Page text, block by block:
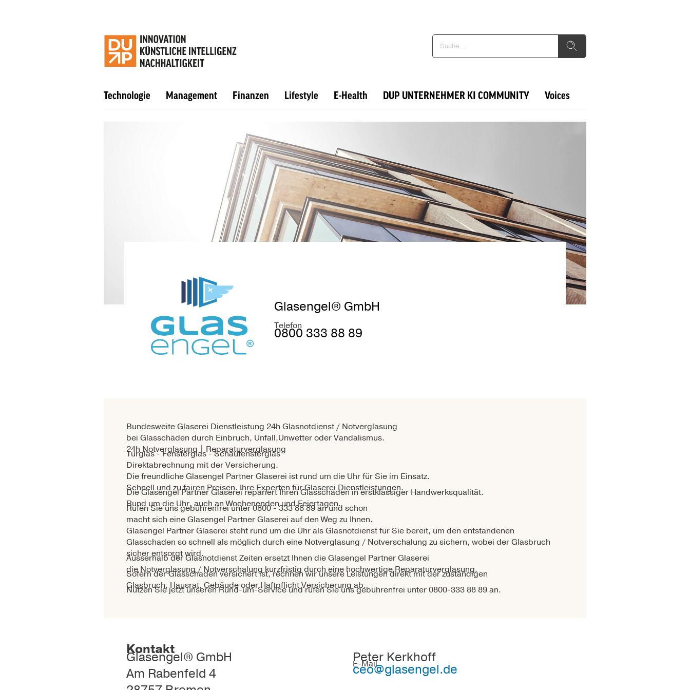
Technologie Management Finanzen Lifestyle E-Health DUP UNTERNEHMER KI COMMUNITY Voices
Glasengel® GmbH
Telefon
0800 333 88 89
Bundesweite Glaserei Dienstleistung 24h Glasnotdienst / Notverglasung
bei Glasschäden durch Einbruch, Unfall,Unwetter oder Vandalismus.
24h Notverglasung | Reparaturverglasung
Türglas - Fensterglas - Schaufensterglas
Direktabrechnung mit der Versicherung.
Die freundliche Glasengel Partner Glaserei ist rund um die Uhr für Sie im Einsatz.
Schnell und zu fairen Preisen. Ihre Experten für Glaserei Dienstleistungen.
Die Glasengel Partner Glaserei repariert Ihren Glasschaden in erstklassiger Handwerksqualität.
Rund um die Uhr, auch an Wochenenden und Feiertagen.
Rufen Sie uns gebührenfrei unter 0800 - 333 88 89 an und schon
macht sich eine Glasengel Partner Glaserei auf den Weg zu Ihnen.
Glasengel Partner Glaserei steht rund um die Uhr als Glasnotdienst für Sie bereit, um den entstandenen
Glasschaden so schnell als möglich durch eine Notverglasung / Notverschalung zu sichern, wobei der Glasbruch
sicher entsorgt wird.
Ausserhalb der Glasnotdienst Zeiten ersetzt Ihnen die Glasengel Partner Glaserei
die Notverglasung / Notverschalung kurzfristig durch eine hochwertige Reparaturverglasung.
Sofern der Glasschaden versichert ist, rechnen wir unsere Leistungen direkt mit der zuständigen
Glasbruch, Hausrat, Gebäude oder Haftpflicht Versicherung ab.
Nutzen Sie jetzt unseren Rund-um-Service und rufen Sie uns gebührenfrei unter 0800-333 88 89 an.
Kontakt
Glasengel® GmbH
Am Rabenfeld 4
Peter Kerkhoff
E-Mail
ceo@glasengel.de